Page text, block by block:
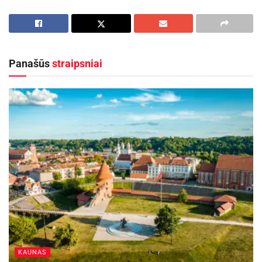
pagrindu gauti profesionalų konsultaciją,
dalyvauti šiaurietiško ėjimo, bėgimo, mankštos
naujienos
DHL perka „Venipak“ grupę: stiprins pozicijas
Baltijos šalyse
2026-07-28
Europos Sąjungos sankcijos „Mere“ tinklo
savininkams: ekonominio saugumo ir solidarumo
su Ukraina užtikrinimas
2026-07-25
Panašūsstraipsniai
KAUNAS